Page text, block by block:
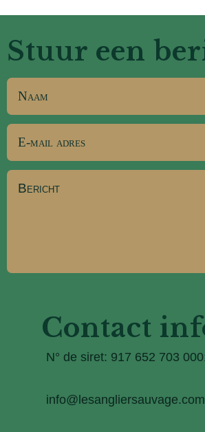
Stuur een
Contact
N° de siret: 917 652 703
info@lesangliersauvage.com